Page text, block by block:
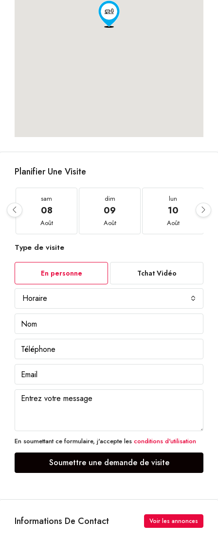
Planifier Une Visite
sam
08
Août
dim
09
Août
lun
10
Août
Type de visite
En personne Tchat Vidéo
Horaire
En soumettant ce formulaire, j'accepte les conditions d'utilisation
Soumettre une demande de visite
Informations De Contact Voir les annonces